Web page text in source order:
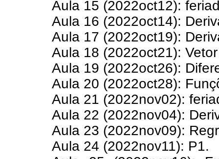
Aula 15 (2022oct12):
Aula 16 (2022oct14):
Aula 17 (2022oct19):
Aula 18 (2022oct21):
Aula 19 (2022oct26):
Aula 20 (2022oct28):
Aula 21 (2022nov02):
Aula 22 (2022nov04):
Aula 23 (2022nov09):
Aula 24 (2022nov11): P1.